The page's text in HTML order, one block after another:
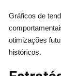
Gráficos de
otimizações
históricos.